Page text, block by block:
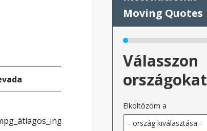
Válasszon
országokat
Elköltözöm a